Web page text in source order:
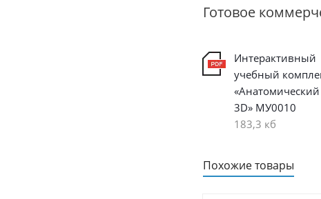
Готовое
Интерактивный
учебный
«Анатомический
3D» МУ0010
183,3 кб
Похожие товары